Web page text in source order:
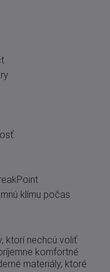
klímu počas
ktorí nechcú voliť
komfortné
materiály, ktoré